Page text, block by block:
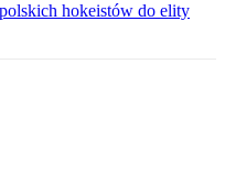
hokeistów do elity